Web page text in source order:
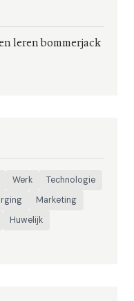
leren bommerjack
Werk
Technologie
Marketing
Huwelijk